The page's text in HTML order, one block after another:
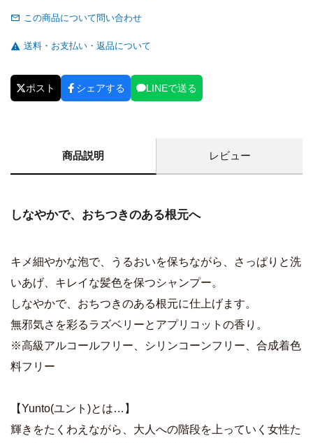
この商品について問い合わせ
送料・お支払い・返品について
ポスト シェアする LINEで送る
商品説明 レビュー
しなやかで、おちつきのある根元へ
キメ細やかな泡で、うるおいを保ちながら、さっぱりと洗
いあげ、キレイな髪色を保つシャンプー。
しなやかで、おちつきのある根元に仕上げます。
無邪気さを彩るラズベリーとアプリコットの香り。
※高級アルコールフリー、シリンコーンフリー、合成着色
料フリー
【Yunto(ユント)とは…】
輝きをたくわえながら、大人への階段を上っていく女性た